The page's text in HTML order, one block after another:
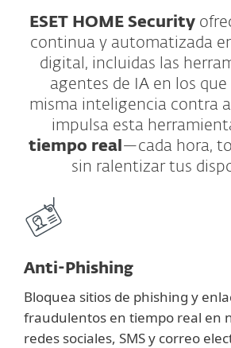
ESET HOME Security
continua y automatizada
digital, incluidas las
agentes de IA en los que
misma inteligencia contra
impulsa esta
tiempo real —cada hora,
sin ralentizar tus
Anti-Phishing
Bloquea sitios de phishing y
fraudulentos en tiempo real en
redes sociales, SMS y correo